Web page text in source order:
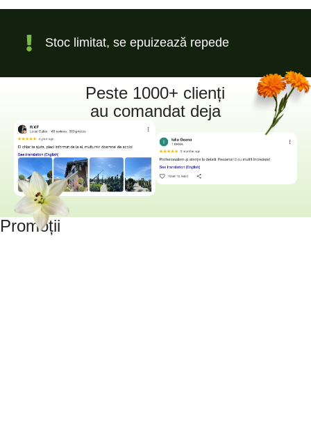
Stoc limitat, se epuizează repede
Peste 1000+ clienți
au comandat deja
Promoții